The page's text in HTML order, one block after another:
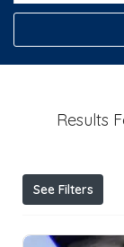
Results
See Filters